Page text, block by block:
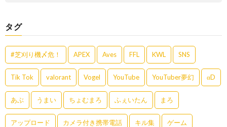
タグ
#芝刈り機〆危！ APEX Aves FFL KWL SNS
Tik Tok valorant Vogel YouTube YouTuber夢幻 αD
あぶ うまい ちょむまろ ふぇいたん まろ
アップロード カメラ付き携帯電話 キル集 ゲーム